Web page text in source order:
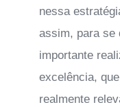
nessa
assim, para se
importante
excelência,
realmente